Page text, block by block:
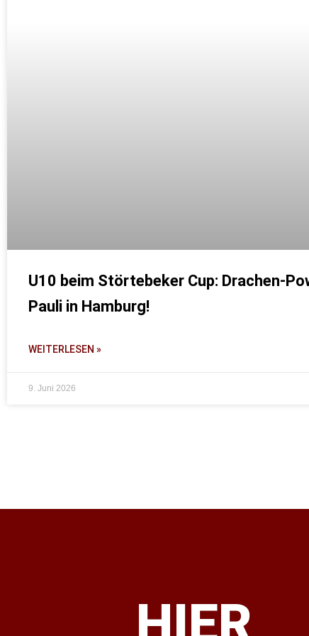
U10 beim Störtebeker Cup: Drachen-
Pauli in Hamburg!
WEITERLESEN »
9. Juni 2026
HIER